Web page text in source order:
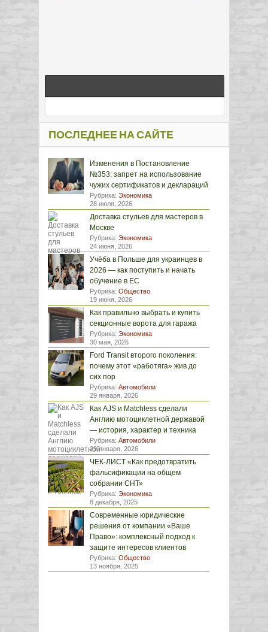
ПОСЛЕДНЕЕ НА САЙТЕ
Изменения в Постановление
№353: запрет на использование
чужих сертификатов и деклараций
Рубрика: Экономика
28 июля, 2026
Доставка стульев для мастеров в
Москве
Рубрика: Экономика
24 июня, 2026
Учёба в Польше для украинцев в
2026 — как поступить и начать
обучение в ЕС
Рубрика: Общество
19 июня, 2026
Как правильно выбрать и купить
секционные ворота для гаража
Рубрика: Экономика
30 мая, 2026
Ford Transit второго поколения:
почему этот «работяга» жив до
сих пор
Рубрика: Автомобили
29 января, 2026
Как AJS и Matchless сделали
Англию мотоциклетной державой
— история, характер и техника
Рубрика: Автомобили
29 января, 2026
ЧЕК-ЛИСТ «Как предотвратить
фальсификации на общем
собрании СНТ»
Рубрика: Экономика
8 декабря, 2025
Современные юридические
решения от компании «Ваше
Право»: комплексный подход к
защите интересов клиентов
Рубрика: Общество
13 ноября, 2025